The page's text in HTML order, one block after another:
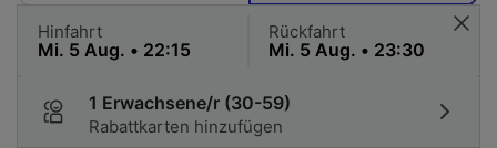
Hinfahrt Rückfahrt
1 Erwachsene/r (30-59)
Rabattkarten hinzufügen